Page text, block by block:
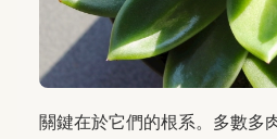
關鍵在於它們的根系。多數多